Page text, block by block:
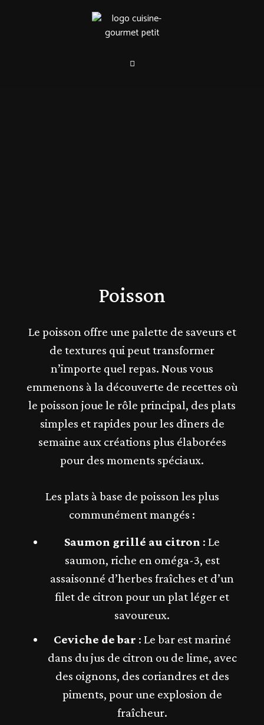
Poisson
Le poisson offre une palette de saveurs et
de textures qui peut transformer
n’importe quel repas. Nous vous
emmenons à la découverte de recettes où
le poisson joue le rôle principal, des plats
simples et rapides pour les dîners de
semaine aux créations plus élaborées
pour des moments spéciaux.
Les plats à base de poisson les plus
communément mangés :
Saumon grillé au citron : Le
saumon, riche en oméga-3, est
assaisonné d’herbes fraîches et d’un
filet de citron pour un plat léger et
savoureux.
Ceviche de bar : Le bar est mariné
dans du jus de citron ou de lime, avec
des oignons, des coriandres et des
piments, pour une explosion de
fraîcheur.